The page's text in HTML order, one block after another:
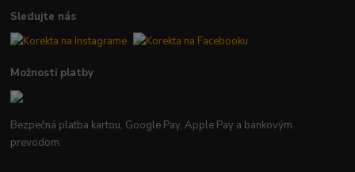
Sledujte nás
Možnosti platby
Bezpečná platba kartou, Google Pay, Apple Pay a bankovým
prevodom.